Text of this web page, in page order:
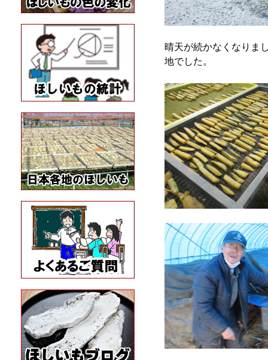
晴天が続かなくなりま
地でした。